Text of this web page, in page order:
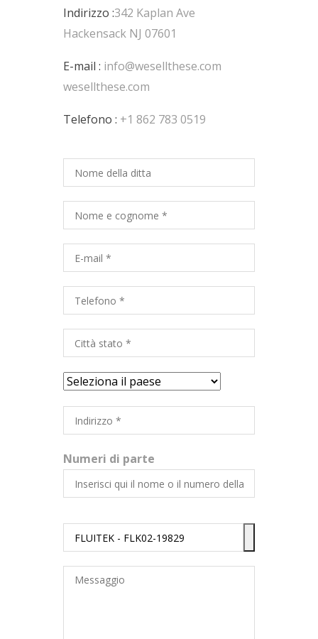
Indirizzo :342 Kaplan Ave
Hackensack NJ 07601
E-mail : info@wesellthese.com
wesellthese.com
Telefono : +1 862 783 0519
Numeri di parte